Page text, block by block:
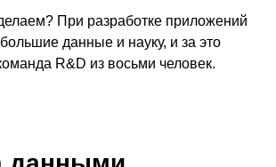
При разработке приложений
данные и науку, и за это
R&D из восьми человек.